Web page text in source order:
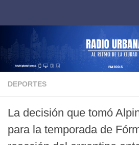
DEPORTES
La decisión que tomó
para la temporada de